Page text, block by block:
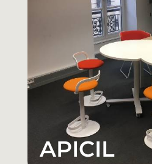
APICIL